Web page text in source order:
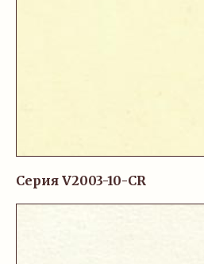
Серия V2003-10-CR